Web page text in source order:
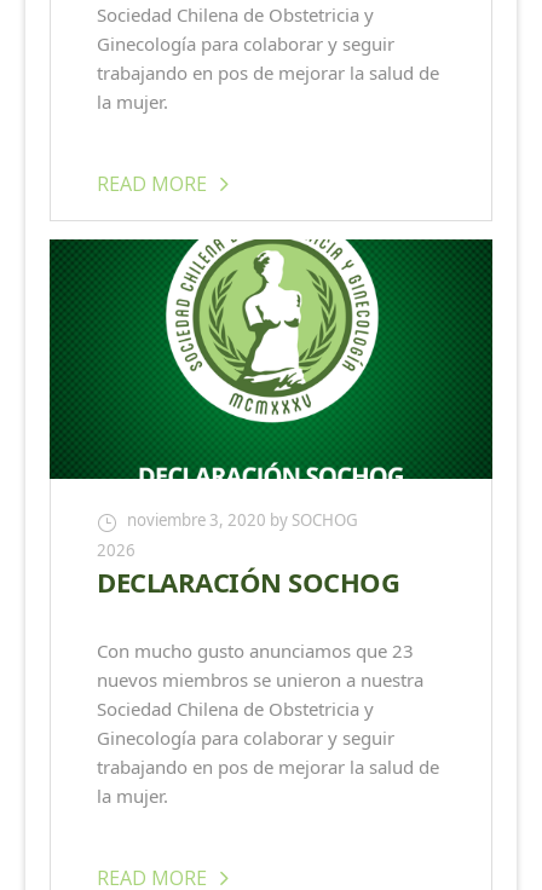
Sociedad Chilena de Obstetricia y
Ginecología para colaborar y seguir
trabajando en pos de mejorar la salud de
la mujer.
READ MORE
noviembre 3, 2020 by SOCHOG
2026
DECLARACIÓN SOCHOG
Con mucho gusto anunciamos que 23
nuevos miembros se unieron a nuestra
Sociedad Chilena de Obstetricia y
Ginecología para colaborar y seguir
trabajando en pos de mejorar la salud de
la mujer.
READ MORE